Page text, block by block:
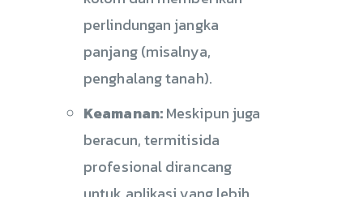
perlindungan jangka
panjang (misalnya,
penghalang tanah).
Keamanan:Meskipun juga
beracun, termitisida
profesional dirancang